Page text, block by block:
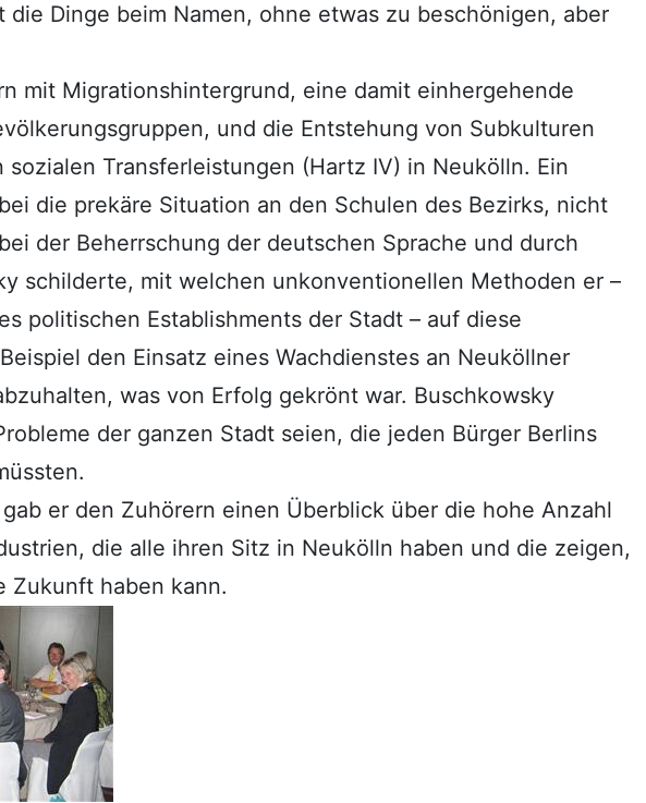
Dinge beim Namen, ohne etwas zu beschönigen, aber
mit Migrationshintergrund, eine damit einhergehende
und die Entstehung von Subkulturen
Transferleistungen (Hartz IV) in Neukölln. Ein
die prekäre Situation an den Schulen des Bezirks, nicht
der Beherrschung der deutschen Sprache und durch
schilderte, mit welchen unkonventionellen Methoden er –
politischen Establishments der Stadt – auf diese
den Einsatz eines Wachdienstes an Neuköllner
was von Erfolg gekrönt war. Buschkowsky
der ganzen Stadt seien, die jeden Bürger Berlins
er den Zuhörern einen Überblick über die hohe Anzahl
die alle ihren Sitz in Neukölln haben und die zeigen,
Zukunft haben kann.